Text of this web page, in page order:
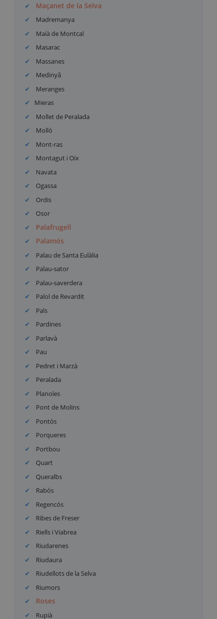
Maçanet de la Selva
Madremanya
Maià de Montcal
Masarac
Massanes
Medinyâ
Meranges
Mieras
Mollet de Peralada
Molló
Mont-ras
Montagut i Oix
Navata
Ogassa
Ordis
Osor
Palafrugell
Palamós
Palau de Santa Eulàlia
Palau-sator
Palau-saverdera
Palol de Revardit
Pals
Pardines
Parlavà
Pau
Pedret i Marzà
Peralada
Planoles
Pont de Molins
Pontós
Porqueres
Portbou
Quart
Queralbs
Rabós
Regencós
Ribes de Freser
Riells i Viabrea
Riudarenes
Riudaura
Riudellots de la Selva
Riumors
Roses
Rupià